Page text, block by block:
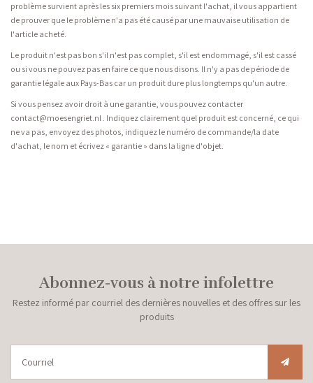
problème survient après les six premiers mois suivant l'achat, il vous appartient
de prouver que le problème n'a pas été causé par une mauvaise utilisation de
l'article acheté.
Le produit n'est pas bon s'il n'est pas complet, s'il est endommagé, s'il est cassé
ou si vous ne pouvez pas en faire ce que nous disons. Il n'y a pas de période de
garantie légale aux Pays-Bas car un produit dure plus longtemps qu'un autre.
Si vous pensez avoir droit à une garantie, vous pouvez contacter
contact@moesengriet.nl . Indiquez clairement quel produit est concerné, ce qui
ne va pas, envoyez des photos, indiquez le numéro de commande/la date
d'achat, le nom et écrivez « garantie » dans la ligne d'objet.
Abonnez-vous à notre infolettre
Restez informé par courriel des dernières nouvelles et des offres sur les
produits